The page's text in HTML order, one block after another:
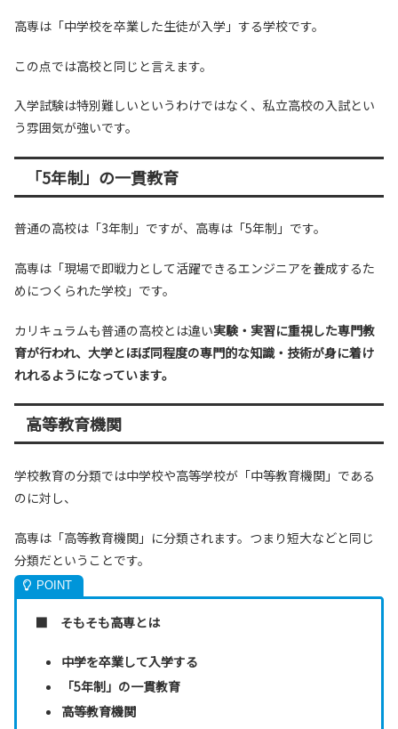
高専は「中学校を卒業した生徒が入学」する学校です。
この点では高校と同じと言えます。
入学試験は特別難しいというわけではなく、私立高校の入試とい
う雰囲気が強いです。
「5年制」の一貫教育
普通の高校は「3年制」ですが、高専は「5年制」です。
高専は「現場で即戦力として活躍できるエンジニアを養成するた
めにつくられた学校」です。
カリキュラムも普通の高校とは違い実験・実習に重視した専門教
育が行われ、大学とほぼ同程度の専門的な知識・技術が身に着け
れれるようになっています。
高等教育機関
学校教育の分類では中学校や高等学校が「中等教育機関」である
のに対し、
高専は「高等教育機関」に分類されます。つまり短大などと同じ
分類だということです。
■ そもそも高専とは
中学を卒業して入学する
「5年制」の一貫教育
高等教育機関